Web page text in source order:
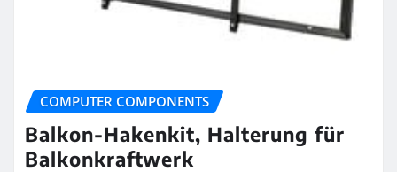
COMPUTER COMPONENTS
Balkon-Hakenkit, Halterung für
Balkonkraftwerk